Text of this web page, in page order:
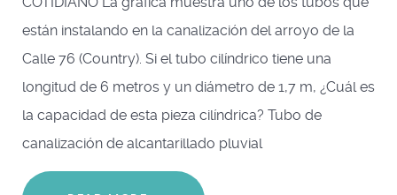
están instalando en la canalización del arroyo de la
Calle 76 (Country). Si el tubo cilíndrico tiene una
longitud de 6 metros y un diámetro de 1,7 m, ¿Cuál es
la capacidad de esta pieza cilíndrica? Tubo de
canalización de alcantarillado pluvial